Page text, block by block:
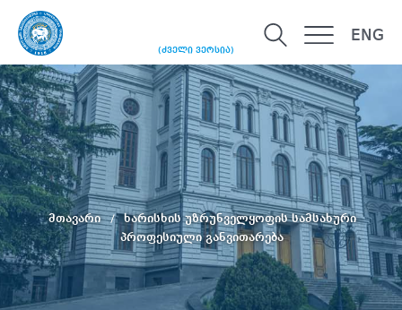
(ძველი ვერსია)
ENG
მთავარი
ხარისხის უზრუნველყოფის სამსახური
პროფესიული განვითარება